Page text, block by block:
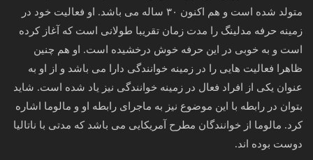
متولد شده است و هم اکنون ۳۰ ساله می باشد. او فعالیت خود در
زمینه حرفه مدلینگ را مدت زمان تقریبا طولانی است که آغاز کرده
است و به خوبی در این حرفه خوش درخشیده است. او هم چنین
ظاهرا فعالیت هایی را در زمینه خوانندگی دارا می باشد و از او به
عنوان یکی از افراد فعال در زمینه خوانندگی نیز یاد شده‌ است. شاید
بتوان در رابطه با این موضوع نیز به ماجرای رابطه او و مالوما اشاره
کرد. مالوما از خوانندگان مطرح آمریکایی می باشد که مدتی با ناتالیا
دوست بوده اند.